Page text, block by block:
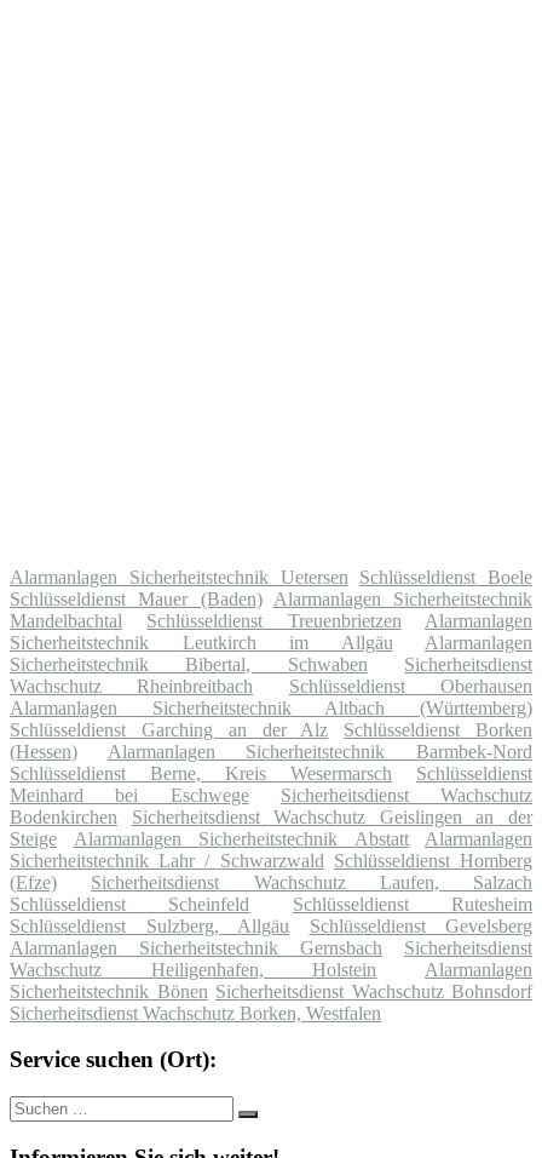
Alarmanlagen Sicherheitstechnik Uetersen
Schlüsseldienst Boele
Schlüsseldienst Mauer (Baden)
Alarmanlagen Sicherheitstechnik
Mandelbachtal
Schlüsseldienst Treuenbrietzen
Alarmanlagen
Sicherheitstechnik Leutkirch im Allgäu
Alarmanlagen
Sicherheitstechnik Bibertal, Schwaben
Sicherheitsdienst
Wachschutz Rheinbreitbach
Schlüsseldienst Oberhausen
Alarmanlagen Sicherheitstechnik Altbach (Württemberg)
Schlüsseldienst Garching an der Alz
Schlüsseldienst Borken
(Hessen)
Alarmanlagen Sicherheitstechnik Barmbek-Nord
Schlüsseldienst Berne, Kreis Wesermarsch
Schlüsseldienst
Meinhard bei Eschwege
Sicherheitsdienst Wachschutz
Bodenkirchen
Sicherheitsdienst Wachschutz Geislingen an der
Steige
Alarmanlagen Sicherheitstechnik Abstatt
Alarmanlagen
Sicherheitstechnik Lahr / Schwarzwald Schlüsseldienst Homberg
(Efze)
Sicherheitsdienst Wachschutz Laufen, Salzach
Schlüsseldienst Scheinfeld
Schlüsseldienst Rutesheim
Schlüsseldienst Sulzberg, Allgäu
Schlüsseldienst Gevelsberg
Alarmanlagen Sicherheitstechnik Gernsbach
Sicherheitsdienst
Wachschutz Heiligenhafen, Holstein
Alarmanlagen
Sicherheitstechnik Bönen Sicherheitsdienst Wachschutz Bohnsdorf
Sicherheitsdienst Wachschutz Borken, Westfalen
Service suchen (Ort):
Suche
nach:
Suchen